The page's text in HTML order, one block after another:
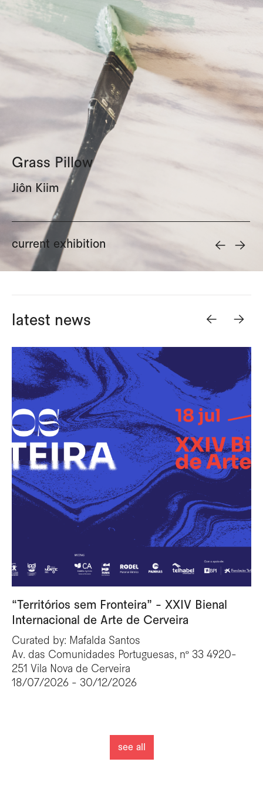
Grass Pillow
Jiôn Kiim
current exhibition <- ->
latest news <-
“Territórios sem Fronteira” - XXIV Bienal
Internacional de Arte de Cerveira
Curated by: Mafalda Santos
Av. das Comunidades Portuguesas, nº 33 4920-
251 Vila Nova de Cerveira
18/07/2026 - 30/12/2026
->
see all